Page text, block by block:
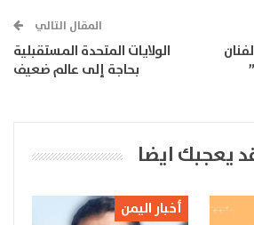
المقال التالي
الولايات المتحدة المستقبلية
بحاجة إلى عالم ضعيف
يعجبك ايضا
أخبار اليمن